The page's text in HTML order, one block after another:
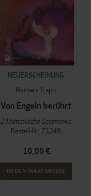
NEUERSCHEINUNG
Barbara Trapp
Von Engeln berührt
24 himmlische Geschenke
Bestell-Nr: 71249
10,00 €
IN DEN WARENKORB